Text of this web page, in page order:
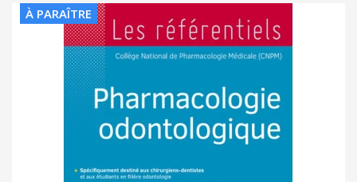
À PARAÎTRE